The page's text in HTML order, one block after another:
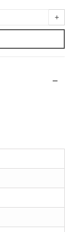
+